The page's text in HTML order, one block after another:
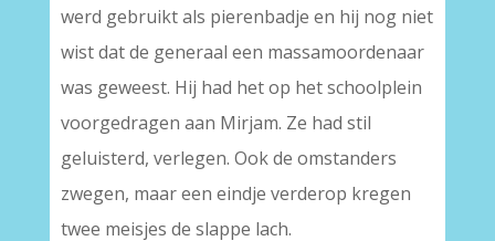
werd gebruikt als pierenbadje en hij nog niet
wist dat de generaal een massamoordenaar
was geweest. Hij had het op het schoolplein
voorgedragen aan Mirjam. Ze had stil
geluisterd, verlegen. Ook de omstanders
zwegen, maar een eindje verderop kregen
twee meisjes de slappe lach.